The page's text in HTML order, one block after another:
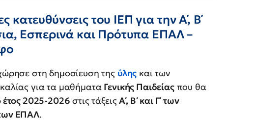
κατευθύνσεις του ΙΕΠ για την Α΄, Β΄
Εσπερινά και Πρότυπα ΕΠΑΛ –
στη δημοσίευση της ύλης και των
για τα μαθήματα Γενικής Παιδείαςπου θα
έτος 2025-2026 στις τάξειςΑ΄, Β΄ και Γ΄ των
ΕΠΑΛ.